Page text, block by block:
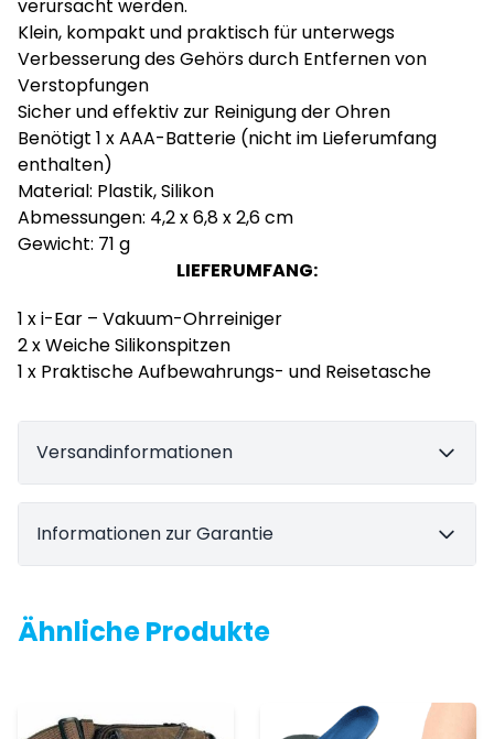
verursacht werden.
Klein, kompakt und praktisch für unterwegs
Verbesserung des Gehörs durch Entfernen von
Verstopfungen
Sicher und effektiv zur Reinigung der Ohren
Benötigt 1 x AAA-Batterie (nicht im Lieferumfang
enthalten)
Material: Plastik, Silikon
Abmessungen: 4,2 x 6,8 x 2,6 cm
Gewicht: 71 g
LIEFERUMFANG:
1 x i-Ear – Vakuum-Ohrreiniger
2 x Weiche Silikonspitzen
1 x Praktische Aufbewahrungs- und Reisetasche
Versandinformationen
Informationen zur Garantie
Ähnliche Produkte